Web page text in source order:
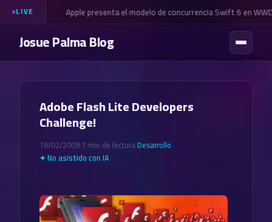
LIVE Apple presenta el modelo de concurrencia Swift 6 en
Josue Palma Blog
Adobe Flash Lite Developers
Challenge!
16/02/2009·1 min de lectura·Desarrollo·
✦ No asistido con IA